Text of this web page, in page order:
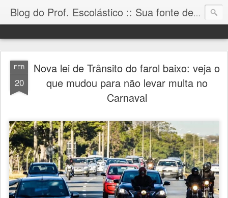
Blog do Prof. Escolástico :: Sua fonte de informação!
FEB
20
Nova lei de Trânsito do farol baixo: veja o
que mudou para não levar multa no
Carnaval